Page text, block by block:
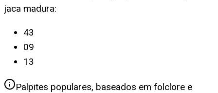
jaca madura:
43
09
13
Palpites populares, baseados em folclore e